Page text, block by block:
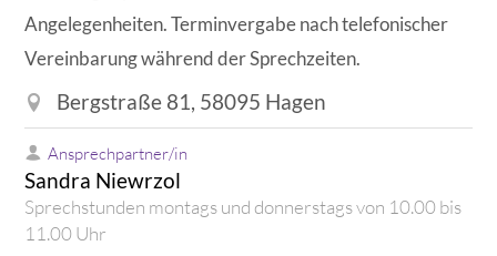
Angelegenheiten. Terminvergabe nach telefonischer
Vereinbarung während der Sprechzeiten.
Bergstraße 81, 58095 Hagen
Ansprechpartner/in
Sandra Niewrzol
Sprechstunden montags und donnerstags von 10.00 bis
11.00 Uhr